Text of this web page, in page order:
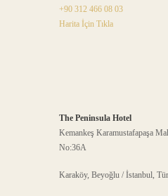
+90 312 466 08 03
Harita İçin Tıkla
The Peninsula Hotel
Kemankeş Karamustafapaşa
No:36A
Karaköy, Beyoğlu / İstanbul,